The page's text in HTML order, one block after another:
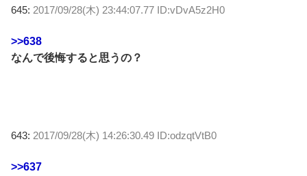
645: 2017/09/28(木) 23:44:07.77 ID:vDvA5z2H0
>>638
なんで後悔すると思うの？
643: 2017/09/28(木) 14:26:30.49 ID:odzqtVtB0
>>637